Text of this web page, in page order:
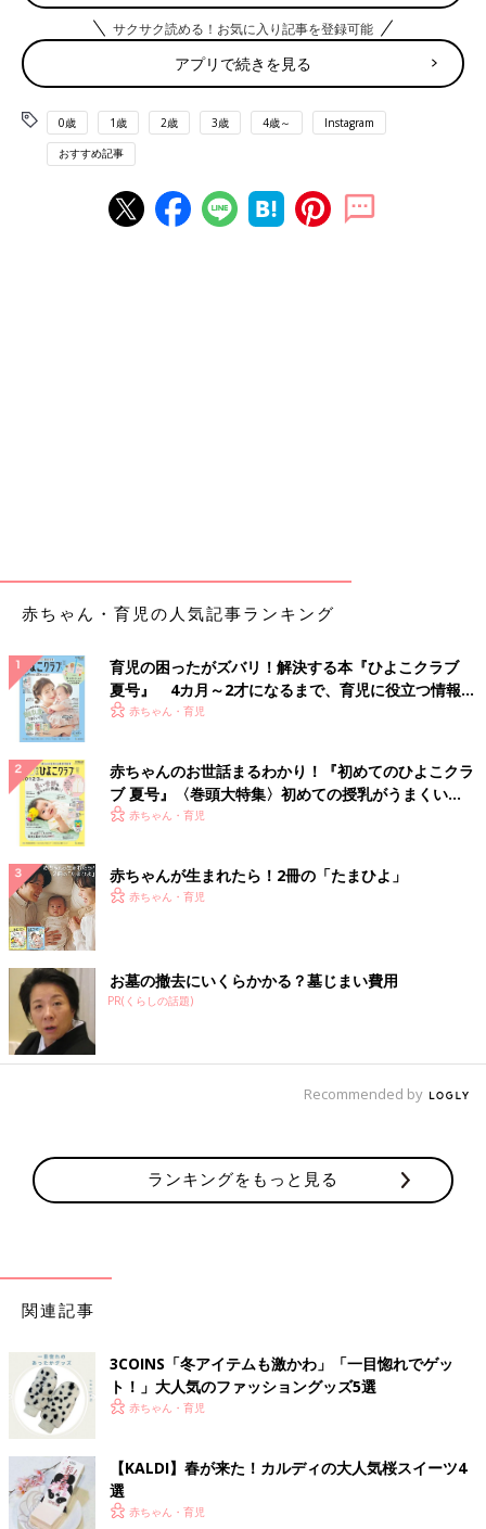
出典：Instagramアカウント「a0aw.gweqh2」
こちらはAyakaさんがゲットしたビスケット柄のバッグ。狙って
いたバッグを見事に当てることができて大喜びだったのだそう。
本物のビスケットと同じ柄がかわいい！マイバッグにも使えそう
ですね♪
本物そっくり！？大きなたべっ子どうぶつクッショ
ン
サクサク読める！お気に入り記事を登録可能
アプリで続きを見る
0歳 1歳 2歳 3歳 4歳～ Instagram
おすすめ記事
赤ちゃん・育児の人気記事ランキング
育児の困ったがズバリ！解決する本『ひよこクラブ
夏号』 4カ月～2才になるまで、育児に役立つ情報が
いっぱい！
赤ちゃん・育児
赤ちゃんのお世話まるわかり！『初めてのひよこクラ
ブ 夏号』〈巻頭大特集〉初めての授乳がうまくい
く！ おっぱい・ミルクの基本と夏のトラブル 解決テ
赤ちゃん・育児
赤ちゃんが生まれたら！2冊の「たまひよ」
赤ちゃん・育児
お墓の撤去にいくらかかる？墓じまい費用
PR(くらしの話題)
Recommended by
ランキングをもっと見る
関連記事
3COINS「冬アイテムも激かわ」「一目惚れでゲッ
ト！」大人気のファッショングッズ5選
赤ちゃん・育児
【KALDI】春が来た！カルディの大人気桜スイーツ4
選
赤ちゃん・育児